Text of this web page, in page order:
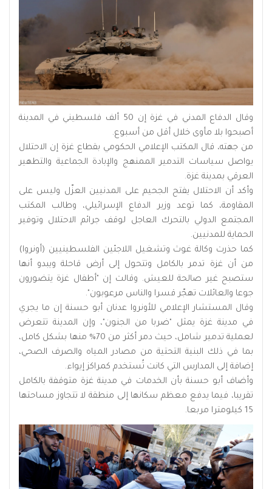
وقال الدفاع المدني في غزة إن 50 ألف فلسطيني في المدينة
أصبحوا بلا مأوى خلال أقل من أسبوع.
من جهته، قال المكتب الإعلامي الحكومي بقطاع غزة إن الاحتلال
يواصل سياسات التدمير الممنهج والإبادة الجماعية والتطهير
العرقي بمدينة غزة.
وأكد أن الاحتلال يفتح الجحيم على المدنيين العزّل وليس على
المقاومة، كما توعد وزير الدفاع الإسرائيلي، وطالب المكتب
المجتمع الدولي بالتحرك العاجل لوقف جرائم الاحتلال وتوفير
الحماية للمدنيين.
كما حذرت وكالة غوث وتشغيل اللاجئين الفلسطينيين (أونروا)
من أن غزة تدمر بالكامل وتتحول إلى أرض قاحلة ويبدو أنها
ستصبح غير صالحة للعيش. وقالت إن "أطفال غزة يتضورون
جوعا والعائلات تهجّر قسرا والناس مرعوبون".
وقال المستشار الإعلامي للأونروا عدنان أبو حسنة إن ما يجري
في مدينة غزة يمثل "ضربا من الجنون"، وإن المدينة تتعرض
لعملية تدمير شامل، حيث دمر أكثر من 70% منها بشكل كامل،
بما في ذلك البنية التحتية من مصادر المياه والصرف الصحي،
إضافة إلى المدارس التي كانت تُستخدم كمراكز إيواء.
وأضاف أبو حسنة بأن الخدمات في مدينة غزة متوقفة بالكامل
تقريبا، فيما يدفع معظم سكانها إلى منطقة لا تتجاوز مساحتها
15 كيلومترا مربعا.